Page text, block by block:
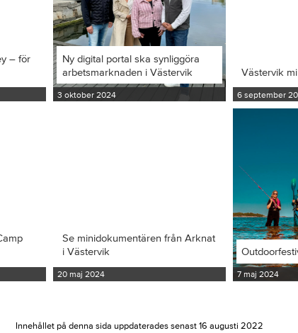
– för
Ny digital portal ska synliggöra
arbetsmarknaden i Västervik
3 oktober 2024
Västervik
6 september
Se minidokumentären från Arknat
i Västervik
20 maj 2024 7 maj 2024
Innehållet på denna sida uppdaterades senast 16 augusti 2022